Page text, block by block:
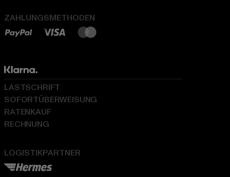
ZAHLUNGSMETHODEN
LOGISTIKPARTNER
LASTSCHRIFT
SOFORTÜBERWEISUNG
RATENKAUF
RECHNUNG